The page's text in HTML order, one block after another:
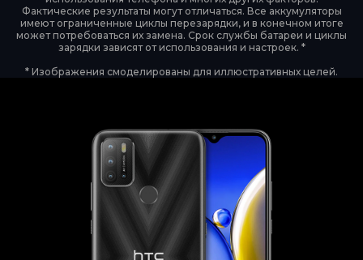
Фактические результаты могут отличаться. Все аккумуляторы
имеют ограниченные циклы перезарядки, и в конечном итоге
может потребоваться их замена. Срок службы батареи и циклы
зарядки зависят от использования и настроек. *
* Изображения смоделированы для иллюстративных целей.